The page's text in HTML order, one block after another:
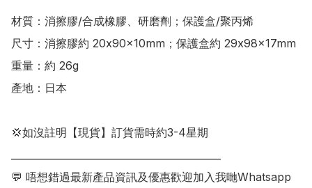
材質：消擦膠/合成橡膠、研磨劑；保護盒/聚丙烯
尺寸：消擦膠約 20x90x10mm；保護盒約 29x98x17mm
重量：約 26g
產地：日本
💢如沒註明【現貨】訂貨需時約3-4星期
💬 唔想錯過最新產品資訊及優惠歡迎加入我哋Whatsapp